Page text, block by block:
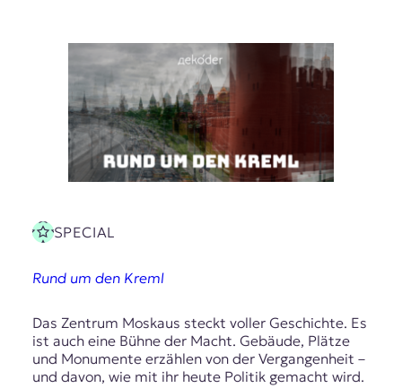
SPECIAL
Rund um den Kreml
Das Zentrum Moskaus steckt voller Geschichte. Es
ist auch eine Bühne der Macht. Gebäude, Plätze
und Monumente erzählen von der Vergangenheit –
und davon, wie mit ihr heute Politik gemacht wird.